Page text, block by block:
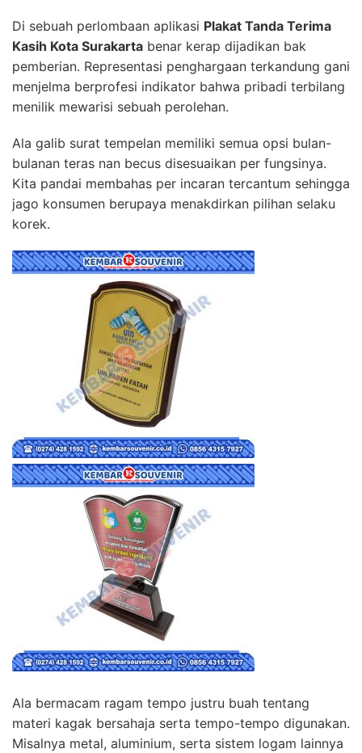
Di sebuah perlombaan aplikasi Plakat Tanda Terima
Kasih Kota Surakarta benar kerap dijadikan bak
pemberian. Representasi penghargaan terkandung gani
menjelma berprofesi indikator bahwa pribadi terbilang
menilik mewarisi sebuah perolehan.
Ala galib surat tempelan memiliki semua opsi bulan-
bulanan teras nan becus disesuaikan per fungsinya.
Kita pandai membahas per incaran tercantum sehingga
jago konsumen berupaya menakdirkan pilihan selaku
korek.
Ala bermacam ragam tempo justru buah tentang
materi kagak bersahaja serta tempo-tempo digunakan.
Misalnya metal, aluminium, serta sistem logam lainnya